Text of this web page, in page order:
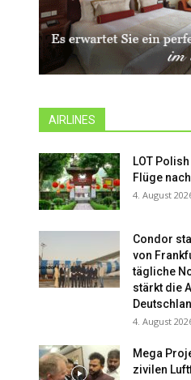
AIRLINES
LOT
Flüge
4. August
Condor
von
tägliche
stärkt die
4. August
Mega
zivilen